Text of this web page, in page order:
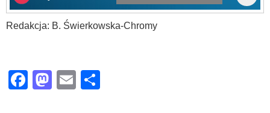
Redakcja: B. Świerkowska-Chromy
Facebook
Mastodon
Email